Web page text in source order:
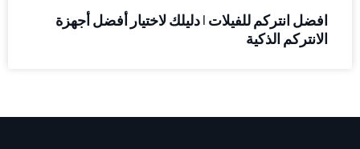
افضل انتركم للفيلات | دليلك لاختيار أفضل أجهزة
الانتركم الذكية